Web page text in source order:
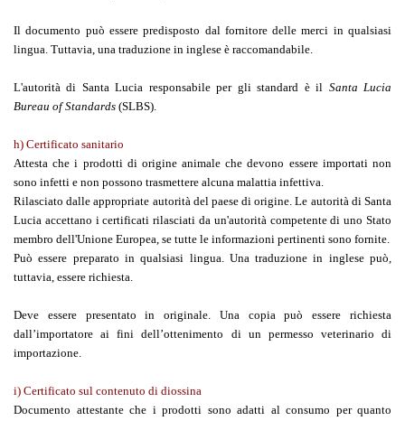
Il documento può essere predisposto dal fornitore delle merci in qualsiasi
lingua. Tuttavia, una traduzione in inglese è raccomandabile.
L'autorità di Santa Lucia responsabile per gli standard è il Santa Lucia
Bureau of Standards (SLBS).
h) Certificato sanitario
Attesta che i prodotti di origine animale che devono essere importati non
sono infetti e non possono trasmettere alcuna malattia infettiva.
Rilasciato dalle appropriate autorità del paese di origine. Le autorità di Santa
Lucia accettano i certificati rilasciati da un'autorità competente di uno Stato
membro dell'Unione Europea, se tutte le informazioni pertinenti sono fornite.
Può essere preparato in qualsiasi lingua. Una traduzione in inglese può,
tuttavia, essere richiesta.
Deve essere presentato in originale. Una copia può essere richiesta
dall’importatore ai fini dell’ottenimento di un permesso veterinario di
importazione.
i) Certificato sul contenuto di diossina
Documento attestante che i prodotti sono adatti al consumo per quanto